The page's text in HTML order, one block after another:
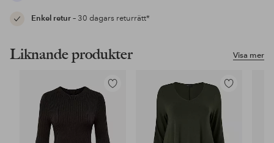
Enkel retur– 30 dagars returrätt*
Visa mer
Liknande produkter
Lägg
till
i
favoriter
Lägg
till
favoriter